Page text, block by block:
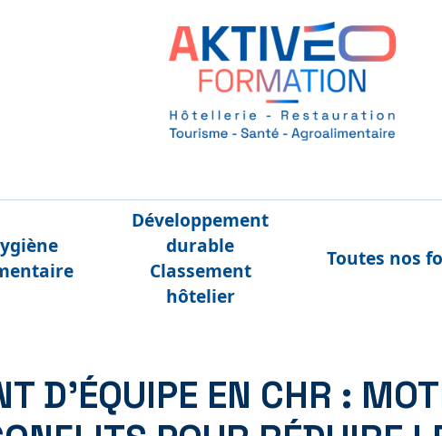
Développement
durable
Classement
hôtelier
Toutes nos
D’ÉQUIPE EN CHR :